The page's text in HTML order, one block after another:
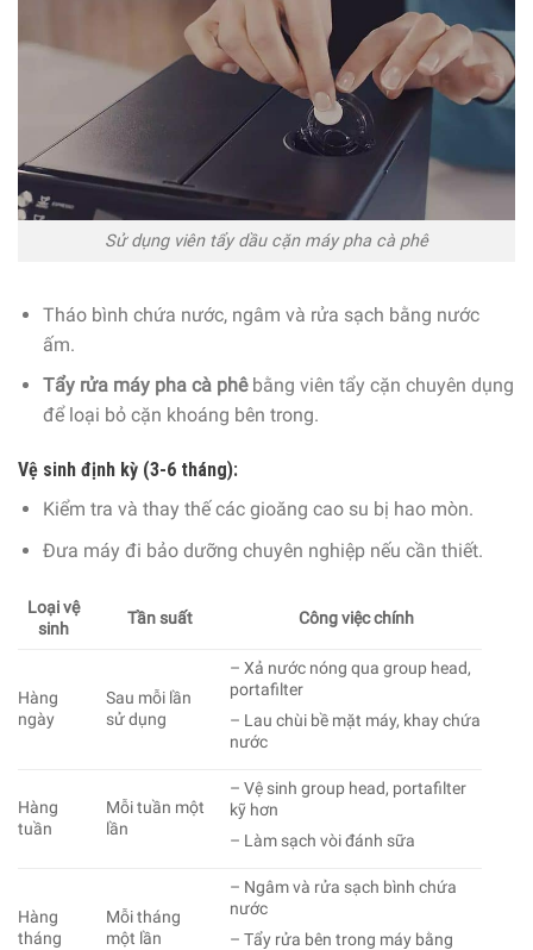
Sử dụng viên tẩy dầu cặn máy pha cà phê
Tháo bình chứa nước, ngâm và rửa sạch bằng nước
ấm.
Tẩy rửa máy pha cà phêbằng viên tẩy cặn chuyên dụng
để loại bỏ cặn khoáng bên trong.
Vệ sinh định kỳ (3-6 tháng):
Kiểm tra và thay thế các gioăng cao su bị hao mòn.
Đưa máy đi bảo dưỡng chuyên nghiệp nếu cần thiết.
Loại vệ
sinh
Tần suất Công việc chính
Hàng
ngày
Sau mỗi lần
sử dụng
– Xả nước nóng qua group head,
portafilter
– Lau chùi bề mặt máy, khay chứa
nước
Hàng
tuần
Mỗi tuần một
lần
– Vệ sinh group head, portafilter
kỹ hơn
– Làm sạch vòi đánh sữa
Hàng
tháng
Mỗi tháng
một lần
– Ngâm và rửa sạch bình chứa
nước
– Tẩy rửa bên trong máy bằng